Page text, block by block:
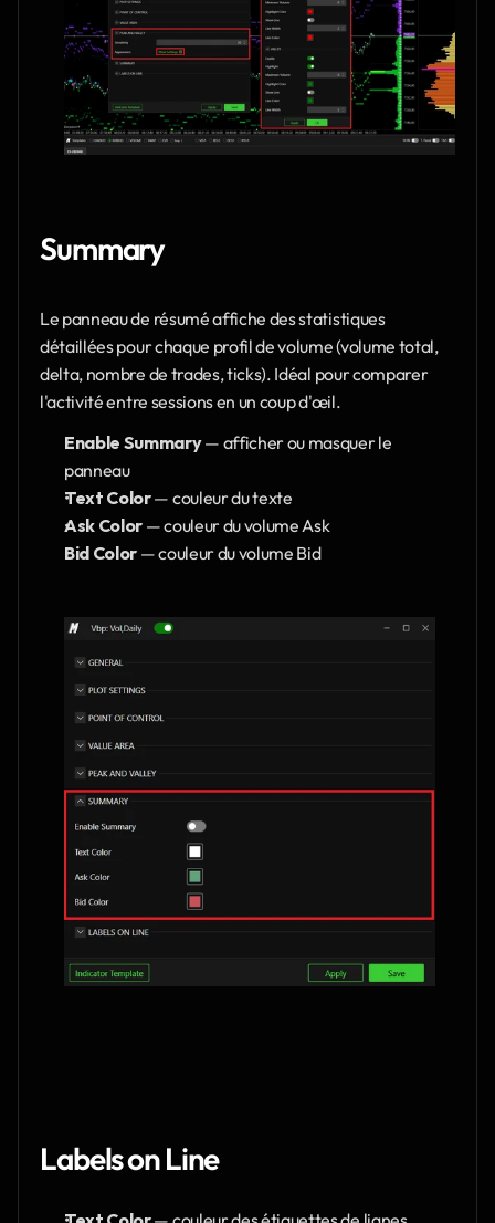
Summary
Le panneau de résumé affiche des statistiques
détaillées pour chaque profil de volume (volume total,
delta, nombre de trades, ticks). Idéal pour comparer
l'activité entre sessions en un coup d'œil.
Enable Summary — afficher ou masquer le
panneau
Text Color — couleur du texte
Ask Color — couleur du volume Ask
Bid Color — couleur du volume Bid
Labels on Line